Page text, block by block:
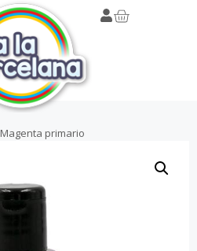
Magenta primario